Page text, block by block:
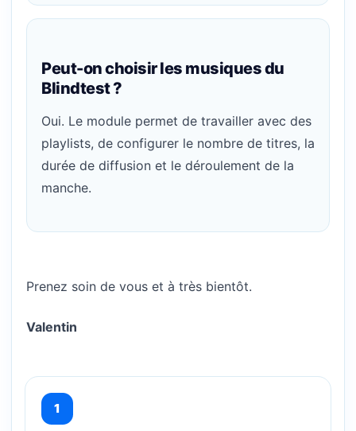
Peut-on choisir les musiques du
Blindtest ?
Oui. Le module permet de travailler avec des
playlists, de configurer le nombre de titres, la
durée de diffusion et le déroulement de la
manche.
Prenez soin de vous et à très bientôt.
Valentin
1